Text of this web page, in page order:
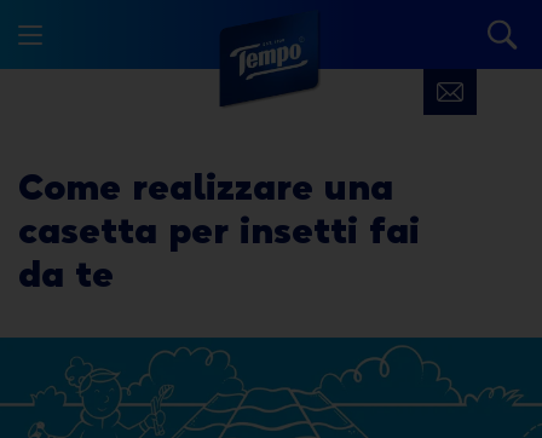
Come realizzare una
casetta per insetti fai
da te